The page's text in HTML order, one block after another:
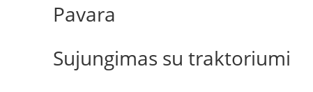
Pavara
Sujungimas su traktoriumi